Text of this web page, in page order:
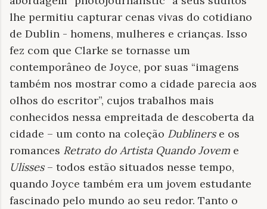
lhe permitiu capturar cenas vivas do cotidiano
de Dublin - homens, mulheres e crianças. Isso
fez com que Clarke se tornasse um
contemporâneo de Joyce, por suas “imagens
também nos mostrar como a cidade parecia aos
olhos do escritor”, cujos trabalhos mais
conhecidos nessa empreitada de descoberta da
cidade – um conto na coleção Dublinerse os
romances Retrato do Artista Quando Jovem e
Ulisses– todos estão situados nesse tempo,
quando Joyce também era um jovem estudante
fascinado pelo mundo ao seu redor. Tanto o